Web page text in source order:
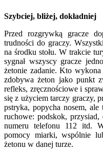
Szybciej, bliżej, dokładniej
Przed rozgrywką gracze
trudności do graczy.
na środku stołu. W trakcie
sygnał wszyscy gracze
żetonie zadanie. Kto
zdobywa żeton jako punkt
refleks, zręcznościowe i
się z użyciem tarczy graczy,
pstryka, popycha nosem,
ruchowe: podskok, przysiad,
numeru telefonu 112 itd.
pomocy miarki, wspólnie
żetonu w danej turze.